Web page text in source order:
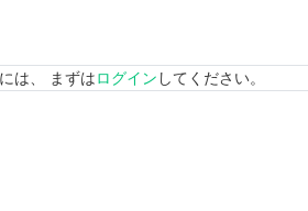
は、 まずはログイン してください。